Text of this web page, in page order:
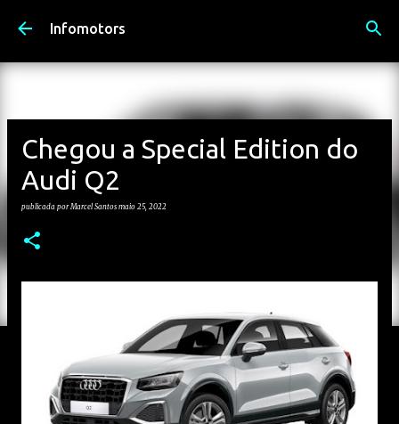
Avançar para o conteúdo principal
Infomotors
Chegou a Special Edition do
Audi Q2
publicada porMarcel Santos maio 25, 2022